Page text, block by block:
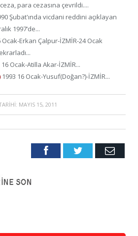
ceza, para cezasına çevrildi....
Şubat'ında vicdani reddini açıklayan
1997’de...
Ocak-Erkan Çalpur-İZMİR-24 Ocak
16 Ocak-Atilla Akar-İZMİR...
1993 16 Ocak-Yusuf(Doğan?)-İZMİR...
MAYIS 15, 2011
FacebookTwitter Email